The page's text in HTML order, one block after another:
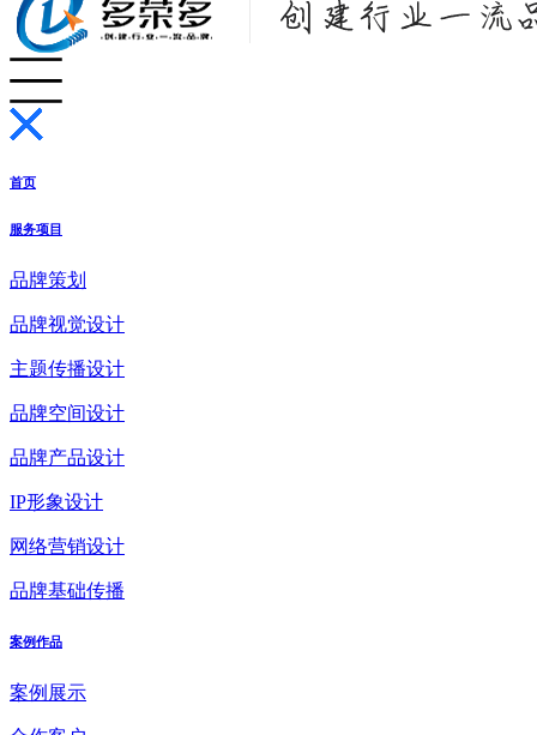
首页
服务项目
品牌策划
品牌视觉设计
主题传播设计
品牌空间设计
品牌产品设计
IP形象设计
网络营销设计
品牌基础传播
案例作品
案例展示